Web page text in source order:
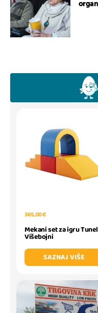
365,00 €
Mekani set za igru
Višebojni
SAZNAJ VIŠE